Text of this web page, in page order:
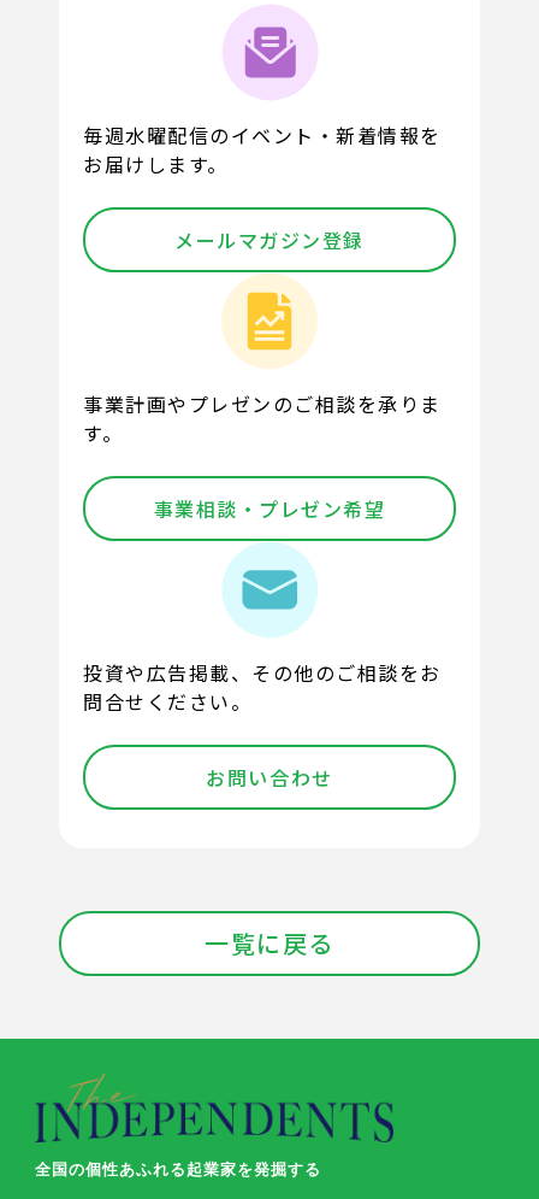
毎週水曜配信のイベント・新着情報を
お届けします。
メールマガジン登録
事業計画やプレゼンのご相談を承りま
す。
事業相談・プレゼン希望
投資や広告掲載、その他のご相談をお
問合せください。
お問い合わせ
一覧に戻る
全国の個性あふれる起業家を発掘する